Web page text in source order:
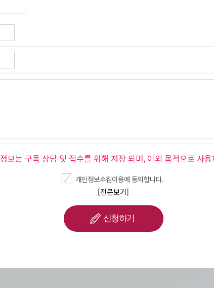
보는 구독 상담 및 접수를 위해 저장 되며, 이외 목적으로 사
개인정보수집이용에 동의합니다.
[전문보기]